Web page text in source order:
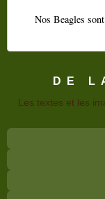
Nos Beagles
DE
Les textes et les